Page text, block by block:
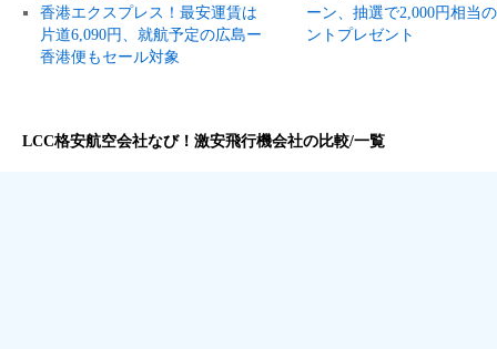
香港エクスプレス！最安運賃は
片道6,090円、就航予定の広島ー
香港便もセール対象
ーン、抽選で2,000円相当
ントプレゼント
LCC格安航空会社なび！激安飛行機会社の比較/一覧